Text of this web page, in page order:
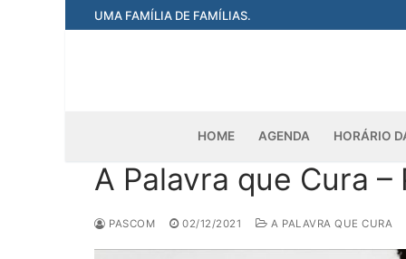
Pular
para
UMA FAMÍLIA DE FAMÍLIAS.
HOME AGENDA HORÁRIO
A Palavra que Cura –
PASCOM 02/12/2021 A PALAVRA QUE CURA